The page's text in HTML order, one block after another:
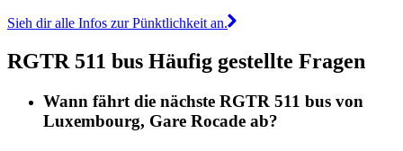
Sieh dir alle Infos zur Pünktlichkeit an.
RGTR 511 bus Häufig gestellte Fragen
Wann fährt die nächste RGTR 511 bus von
Luxembourg, Gare Rocade ab?